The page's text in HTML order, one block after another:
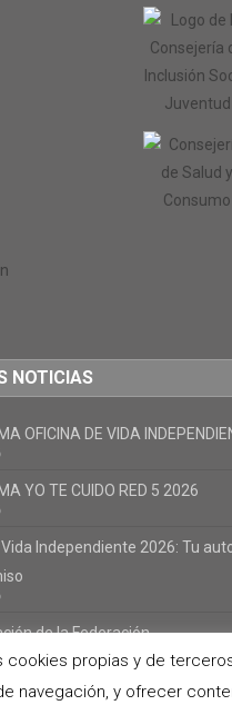
NOTICIAS
OFICINA DE VIDA
YO TE CUIDO RED 5 2026
Independiente 2026: Tu
de la Federación.
Contigo 2026
cookies propias y de
navegación, y ofrecer